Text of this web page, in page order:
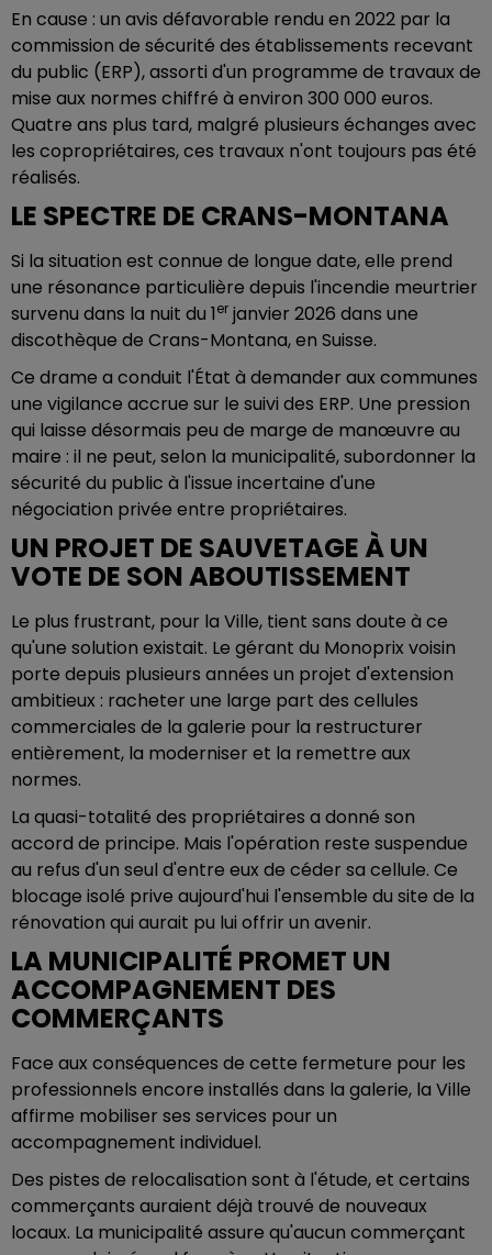
En cause : un avis défavorable rendu en 2022 par la
commission de sécurité des établissements recevant
du public (ERP), assorti d'un programme de travaux de
mise aux normes chiffré à environ 300 000 euros.
Quatre ans plus tard, malgré plusieurs échanges avec
les copropriétaires, ces travaux n'ont toujours pas été
réalisés.
LE SPECTRE DE CRANS-MONTANA
Si la situation est connue de longue date, elle prend
une résonance particulière depuis l'incendie meurtrier
survenu dans la nuit du 1er janvier 2026 dans une
discothèque de Crans-Montana, en Suisse.
Ce drame a conduit l'État à demander aux communes
une vigilance accrue sur le suivi des ERP. Une pression
qui laisse désormais peu de marge de manœuvre au
maire : il ne peut, selon la municipalité, subordonner la
sécurité du public à l'issue incertaine d'une
négociation privée entre propriétaires.
UN PROJET DE SAUVETAGE À UN
VOTE DE SON ABOUTISSEMENT
Le plus frustrant, pour la Ville, tient sans doute à ce
qu'une solution existait. Le gérant du Monoprix voisin
porte depuis plusieurs années un projet d'extension
ambitieux : racheter une large part des cellules
commerciales de la galerie pour la restructurer
entièrement, la moderniser et la remettre aux
normes.
La quasi-totalité des propriétaires a donné son
accord de principe. Mais l'opération reste suspendue
au refus d'un seul d'entre eux de céder sa cellule. Ce
blocage isolé prive aujourd'hui l'ensemble du site de la
rénovation qui aurait pu lui offrir un avenir.
LA MUNICIPALITÉ PROMET UN
ACCOMPAGNEMENT DES
COMMERÇANTS
Face aux conséquences de cette fermeture pour les
professionnels encore installés dans la galerie, la Ville
affirme mobiliser ses services pour un
accompagnement individuel.
Des pistes de relocalisation sont à l'étude, et certains
commerçants auraient déjà trouvé de nouveaux
locaux. La municipalité assure qu'aucun commerçant